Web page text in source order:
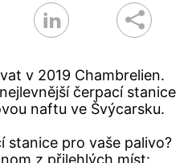
v 2019 Chambrelien.
čerpací stanice
naftu ve Švýcarsku.
stanice pro vaše palivo?
z přilehlých míst: